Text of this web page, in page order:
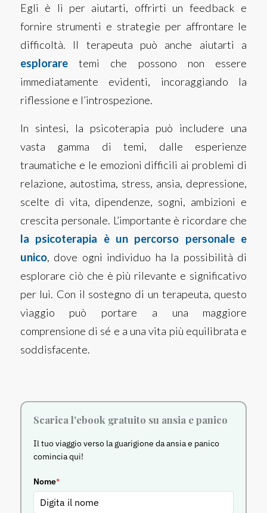
Egli è lì per aiutarti, offrirti un feedback e
fornire strumenti e strategie per affrontare le
difficoltà. Il terapeuta può anche aiutarti a
esploraretemi che possono non essere
immediatamente evidenti, incoraggiando la
riflessione e l’introspezione.
In sintesi, la psicoterapia può includere una
vasta gamma di temi, dalle esperienze
traumatiche e le emozioni difficili ai problemi di
relazione, autostima, stress, ansia, depressione,
scelte di vita, dipendenze, sogni, ambizioni e
crescita personale. L’importante è ricordare che
la psicoterapia è un percorso personale e
unico, dove ogni individuo ha la possibilità di
esplorare ciò che è più rilevante e significativo
per lui. Con il sostegno di un terapeuta, questo
viaggio può portare a una maggiore
comprensione di sé e a una vita più equilibrata e
soddisfacente.
Scarica l'ebook gratuito su ansia e panico
Il tuo viaggio verso la guarigione da ansia e panico
comincia qui!
Nome*